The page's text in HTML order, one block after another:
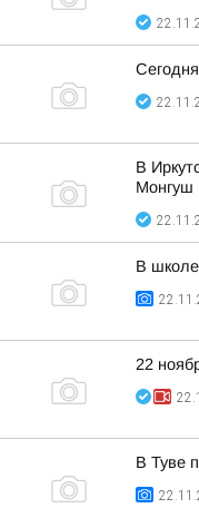
В
Монгуш
В
22
В Туве